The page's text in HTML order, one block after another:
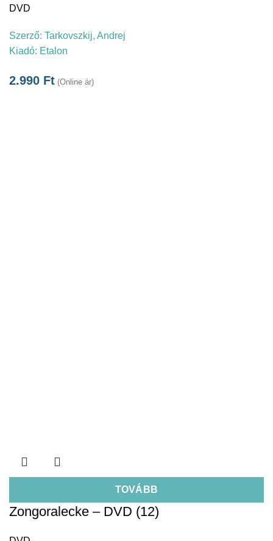
DVD
Szerző: Tarkovszkij, Andrej
Kiadó: Etalon
2.990 Ft (Online ár)
TOVÁBB
Zongoralecke – DVD (12)